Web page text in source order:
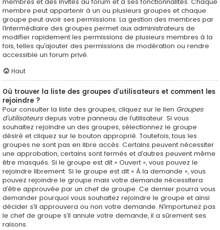
membre peut appartenir à un ou plusieurs groupes et chaque
groupe peut avoir ses permissions. La gestion des membres par
l’intermédiaire des groupes permet aux administrateurs de
modifier rapidement les permissions de plusieurs membres à la
fois, telles qu’ajouter des permissions de modération ou rendre
accessible un forum privé.
Haut
Où trouver la liste des groupes d’utilisateurs et comment les
rejoindre ?
Pour consulter la liste des groupes, cliquez sur le lien Groupes
d’utilisateursdepuis votre panneau de l’utilisateur. Si vous
souhaitez rejoindre un des groupes, sélectionnez le groupe
désiré et cliquez sur le bouton approprié. Toutefois, tous les
groupes ne sont pas en libre accès. Certains peuvent nécessiter
une approbation, certains sont fermés et d’autres peuvent même
être masqués. Si le groupe est dit « Ouvert », vous pouvez le
rejoindre librement. Si le groupe est dit « À la demande », vous
pouvez rejoindre le groupe mais votre demande nécessitera
d’être approuvée par un chef de groupe. Ce dernier pourra vous
demander pourquoi vous souhaitez rejoindre le groupe et ainsi
décider s’il approuvera ou non votre demande. N’importunez pas
le chef de groupe s’il annule votre demande, il a sûrement ses
raisons.